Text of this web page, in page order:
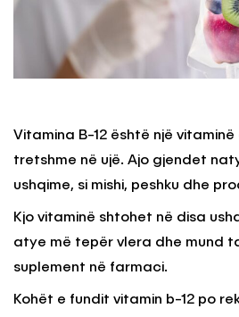
Vitamina B-12 është një vitaminë
tretshme në ujë. Ajo gjendet
ushqime, si mishi, peshku dhe
Kjo vitaminë shtohet në disa
atye më tepër vlera dhe mund
suplement në farmaci.
Kohët e fundit vitamin b-12 po